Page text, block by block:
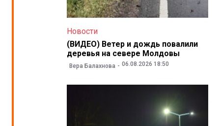
Новости
(ВИДЕО) Ветер и дождь повалили
деревья на севере Молдовы
Вера Балахнова 06.08.2026 18:50